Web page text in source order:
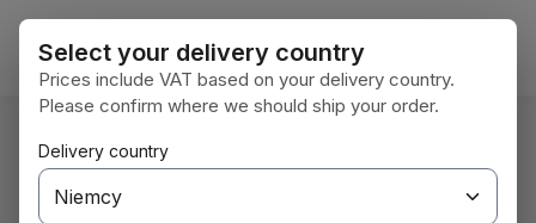
Przejdź do głównej zawartości
Jesteś tutaj: Home
Farby i lakiery
Select your delivery country
Prices include VAT based on your delivery country.
Please confirm where we should ship your order.
Delivery country